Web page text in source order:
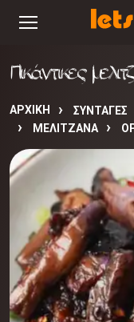
Πικάντικες
ΑΡΧΙΚΉ ΣΥΝΤΑΓΈΣ
ΜΕΛΙΤΖΑΝΑ